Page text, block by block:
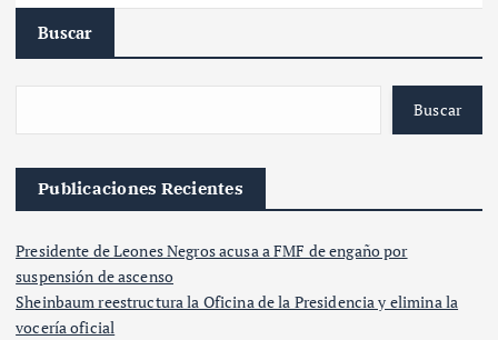
Buscar
Buscar
Publicaciones Recientes
Presidente de Leones Negros acusa a FMF de engaño por
suspensión de ascenso
Sheinbaum reestructura la Oficina de la Presidencia y elimina la
vocería oficial